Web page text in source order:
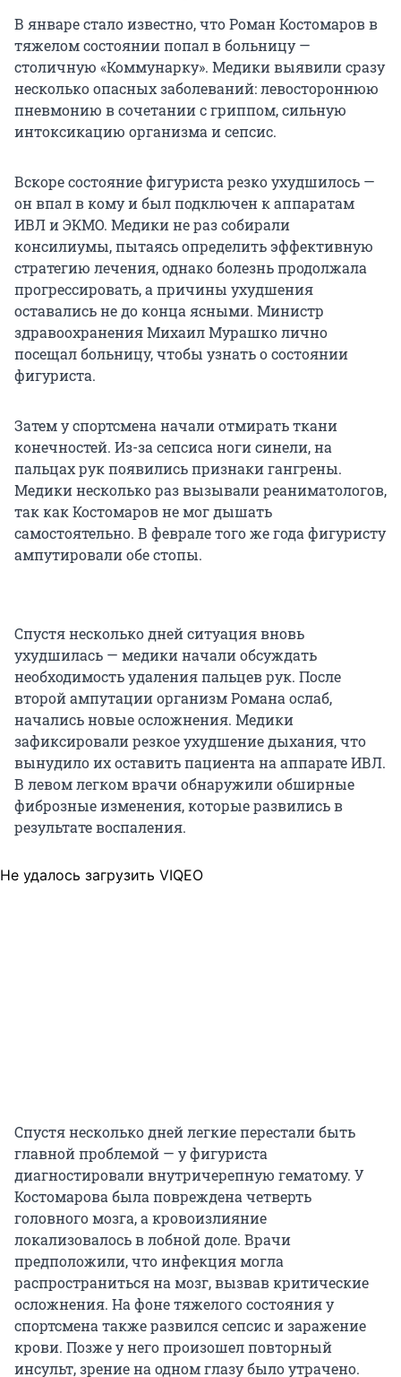
В январе стало известно, что Роман Костомаров в
тяжелом состоянии попал в больницу —
столичную «Коммунарку». Медики выявили сразу
несколько опасных заболеваний: левостороннюю
пневмонию в сочетании с гриппом, сильную
интоксикацию организма и сепсис.
Вскоре состояние фигуриста резко ухудшилось —
он впал в кому и был подключен к аппаратам
ИВЛ и ЭКМО. Медики не раз собирали
консилиумы, пытаясь определить эффективную
стратегию лечения, однако болезнь продолжала
прогрессировать, а причины ухудшения
оставались не до конца ясными. Министр
здравоохранения Михаил Мурашко лично
посещал больницу, чтобы узнать о состоянии
фигуриста.
Затем у спортсмена начали отмирать ткани
конечностей. Из-за сепсиса ноги синели, на
пальцах рук появились признаки гангрены.
Медики несколько раз вызывали реаниматологов,
так как Костомаров не мог дышать
самостоятельно. В феврале того же года фигуристу
ампутировали обе стопы.
Спустя несколько дней ситуация вновь
ухудшилась — медики начали обсуждать
необходимость удаления пальцев рук. После
второй ампутации организм Романа ослаб,
начались новые осложнения. Медики
зафиксировали резкое ухудшение дыхания, что
вынудило их оставить пациента на аппарате ИВЛ.
В левом легком врачи обнаружили обширные
фиброзные изменения, которые развились в
результате воспаления.
Не удалось загрузить VIQEO
Спустя несколько дней легкие перестали быть
главной проблемой — у фигуриста
диагностировали внутричерепную гематому. У
Костомарова была повреждена четверть
головного мозга, а кровоизлияние
локализовалось в лобной доле. Врачи
предположили, что инфекция могла
распространиться на мозг, вызвав критические
осложнения. На фоне тяжелого состояния у
спортсмена также развился сепсис и заражение
крови. Позже у него произошел повторный
инсульт, зрение на одном глазу было утрачено.